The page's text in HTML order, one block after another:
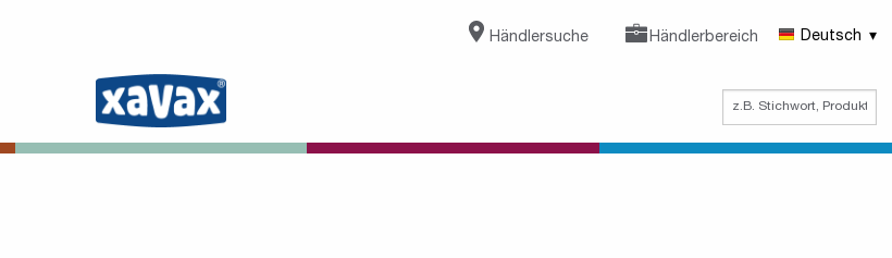
Händlersuche Händlerbereich Deutsch